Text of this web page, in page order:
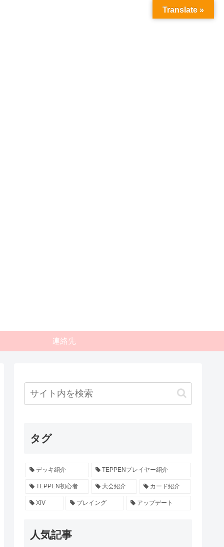
連絡先
タグ
デッキ紹介 TEPPENプレイヤー紹介
TEPPEN初心者 大会紹介 カード紹介
XiV プレイング アップデート
人気記事
Translate »